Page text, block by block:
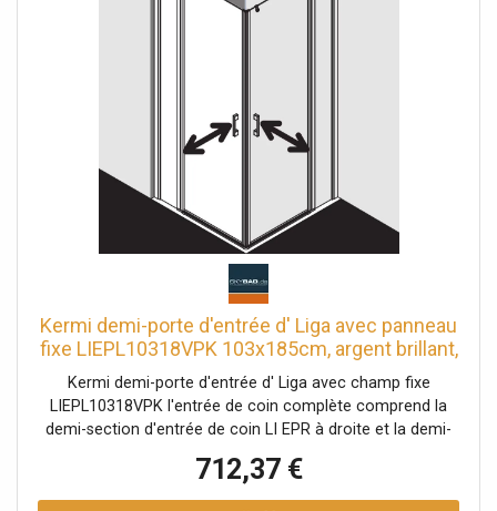
gouttière Peut être installé avec un seuil de 6 mm ou sans
Kermi demi-porte d'entrée d' Liga avec panneau
fixe LIEPL10318VPK 103x185cm, argent brillant,
verre de sécurité trempé clair, gauche, sur la
zone de douche
Kermi demi-porte d'entrée d' Liga avec champ fixe
LIEPL10318VPK l'entrée de coin complète comprend la
demi-section d'entrée de coin LI EPR à droite et la demi-
encadrée Entrée d'angle avec deux vantaux en verre -
ouverture vers l'intérieur et vers l'extérieur avec deux
712,37 €